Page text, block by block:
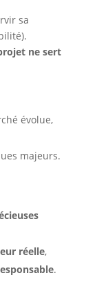
sa
ne sert
évolue,
majeurs.
réelle,
.